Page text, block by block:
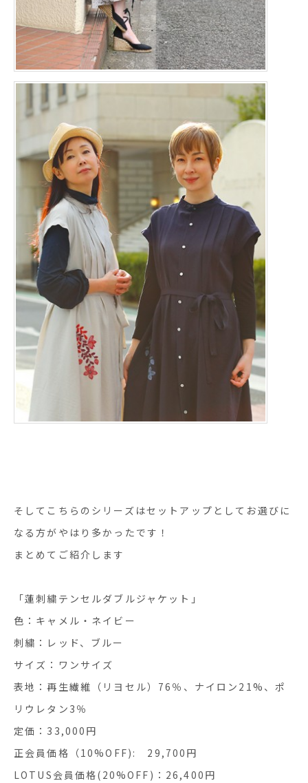
そしてこちらのシリーズはセットアップとしてお選びに
なる方がやはり多かったです！
まとめてご紹介します
「蓮刺繍テンセルダブルジャケット」
色：キャメル・ネイビー
刺繍：レッド、ブルー
サイズ：ワンサイズ
表地：再生繊維（リヨセル）76％、ナイロン21%、ポ
リウレタン3％
定価：33,000円
正会員価格（10%OFF): 29,700円
LOTUS会員価格(20%OFF)：26,400円